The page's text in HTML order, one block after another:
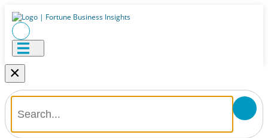
×